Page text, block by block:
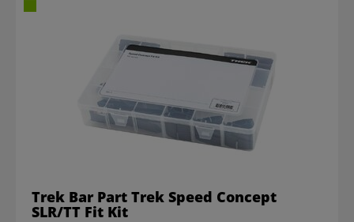
Trek Bar Part Trek Speed Concept
SLR/TT Fit Kit